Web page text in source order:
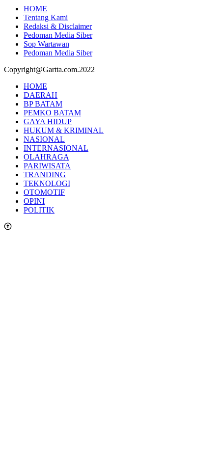
HOME
Tentang Kami
Redaksi & Disclaimer
Pedoman Media Siber
Sop Wartawan
Pedoman Media Siber
Copyright@Gartta.com.2022
HOME
DAERAH
BP BATAM
PEMKO BATAM
GAYA HIDUP
HUKUM & KRIMINAL
NASIONAL
INTERNASIONAL
OLAHRAGA
PARIWISATA
TRANDING
TEKNOLOGI
OTOMOTIF
OPINI
POLITIK